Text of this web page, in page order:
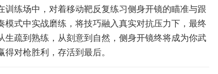
练场中，对着移动靶反复练习侧身开镜的瞄准与跟
式中实战磨练，将技巧融入真实对抗压力下，最终
疏到熟练，从刻意到自然，侧身开镜终将成为你武
对枪胜利，存活到最后。